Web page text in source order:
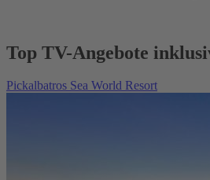
Top TV-Angebote
Pickalbatros Sea World Resort